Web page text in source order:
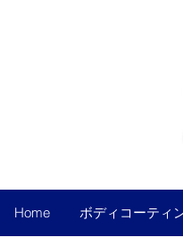
Home ボディコーティ